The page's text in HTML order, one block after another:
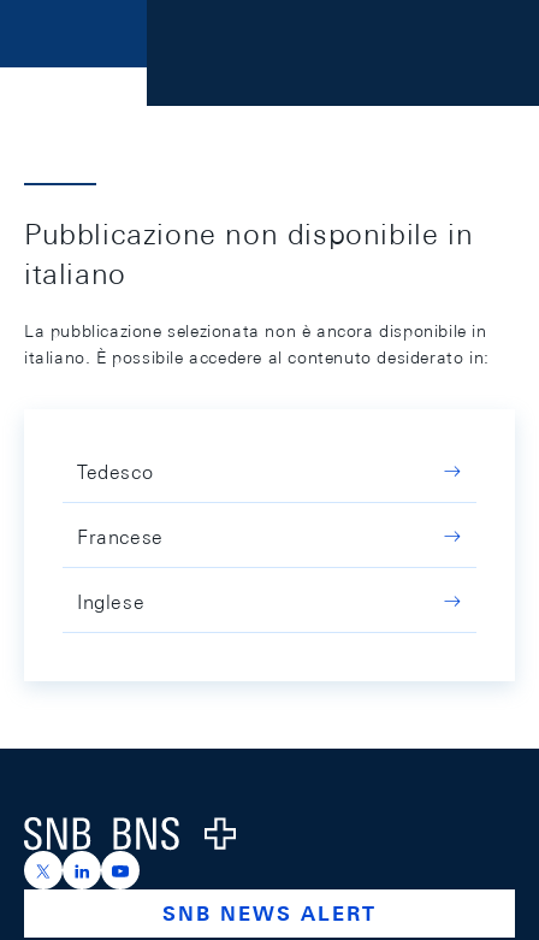
Pubblicazione non disponibile in
italiano
La pubblicazione selezionata non è ancora disponibile in
italiano. È possibile accedere al contenuto desiderato in:
Tedesco
Francese
Inglese
Logo
https://x.com/snb_bns
https://ch.linkedin.com/company/swiss-national-
https://www.youtube.com/@swissnationalbank
SNB NEWS ALERT